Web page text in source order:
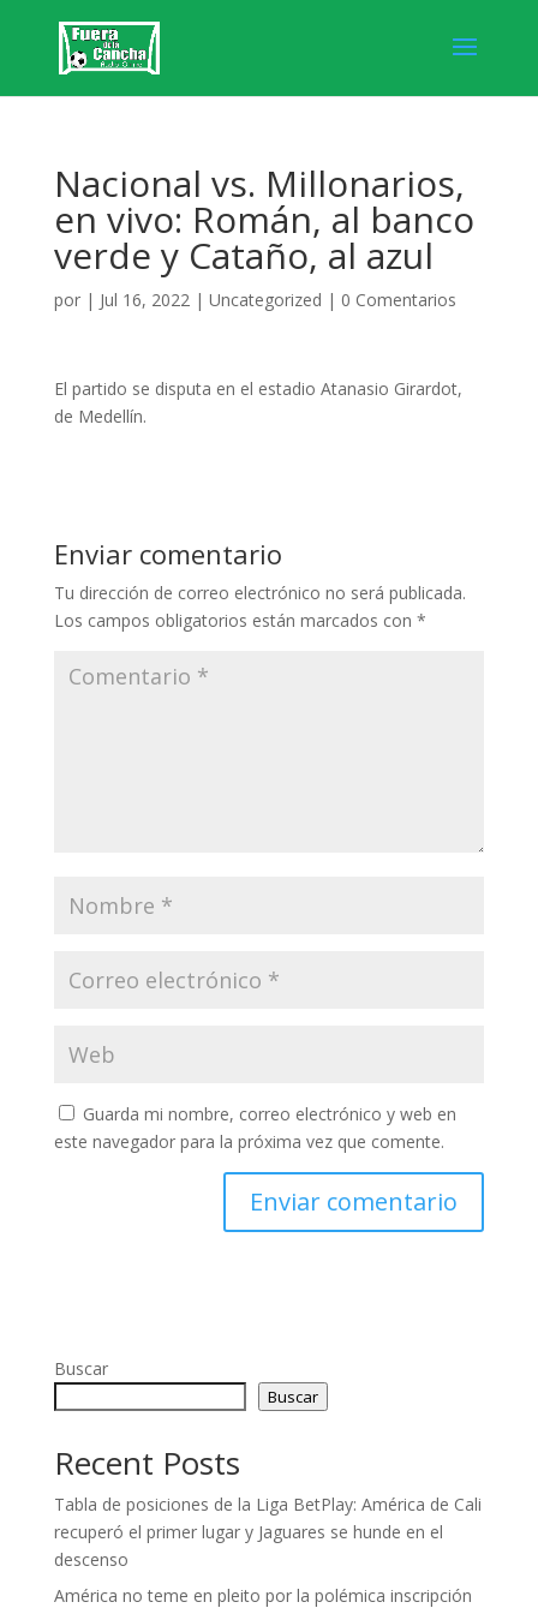
Nacional vs. Millonarios,
en vivo: Román, al banco
verde y Cataño, al azul
por | Jul 16, 2022| Uncategorized | 0 Comentarios
El partido se disputa en el estadio Atanasio Girardot,
de Medellín.
Enviar comentario
Tu dirección de correo electrónico no será publicada.
Los campos obligatorios están marcados con *
Guarda mi nombre, correo electrónico y web en
este navegador para la próxima vez que comente.
Buscar
Buscar
Recent Posts
Tabla de posiciones de la Liga BetPlay: América de Cali
recuperó el primer lugar y Jaguares se hunde en el
descenso
América no teme en pleito por la polémica inscripción